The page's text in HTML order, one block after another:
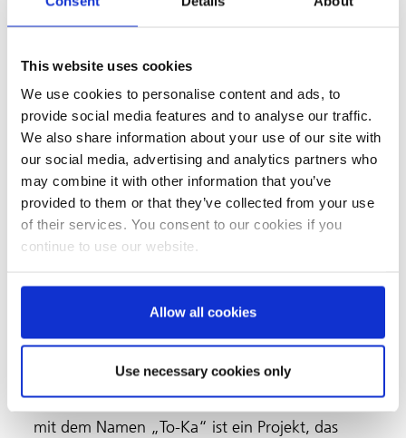
This website uses cookies
We use cookies to personalise content and ads, to
provide social media features and to analyse our traffic.
We also share information about your use of our site with
our social media, advertising and analytics partners who
may combine it with other information that you’ve
provided to them or that they’ve collected from your use
of their services. You consent to our cookies if you
continue to use our website.
Allow all cookies
Use necessary cookies only
Kunststoffabfallaufkommen in den Griff zu
dynamisch und die spezifischen Anreize
variieren. Derzeit tragen sowohl staatliche
Initiativen als auch private Unternehmen wie
PAAG dazu bei, das Umweltbewusstsein sowie
die Sammlung von Kunststoffabfällen in der
Türkei zu fördern und auszubauen. Für private
Unternehmen sind oft Corporate Responsibility
und Nachhaltigkeitsziele ausschlaggebend, um
proaktive Maßnahmen gegen Umweltprobleme
von PET-Flaschen trägt zu einer
wie private Unternehmen Umweltauswirkungen
positiv beeinflussen können. Die zuvor erwähnte
Initiative zur Abfallsammlung und -entsorgung
mit dem Namen „To-Ka“ ist ein Projekt, das